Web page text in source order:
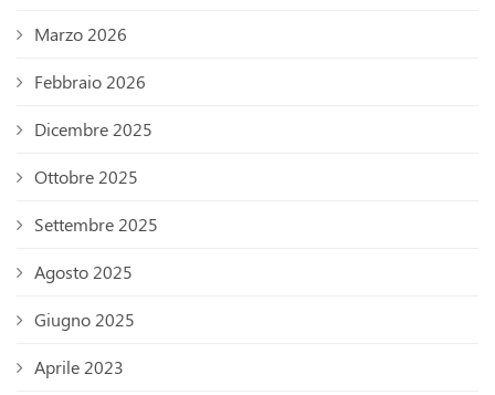
Marzo 2026
Febbraio 2026
Dicembre 2025
Ottobre 2025
Settembre 2025
Agosto 2025
Giugno 2025
Aprile 2023